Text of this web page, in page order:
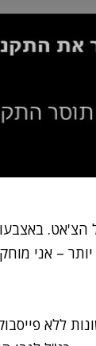
הצ'אט.
– אני
ללא